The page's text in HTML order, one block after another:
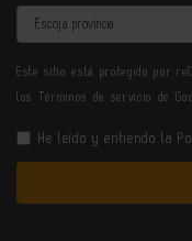
Provincia
Este sitio está protegido por
los Términos de servicio de
He leído y entiendo la